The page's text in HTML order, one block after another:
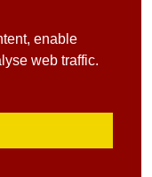
enable
web traffic.